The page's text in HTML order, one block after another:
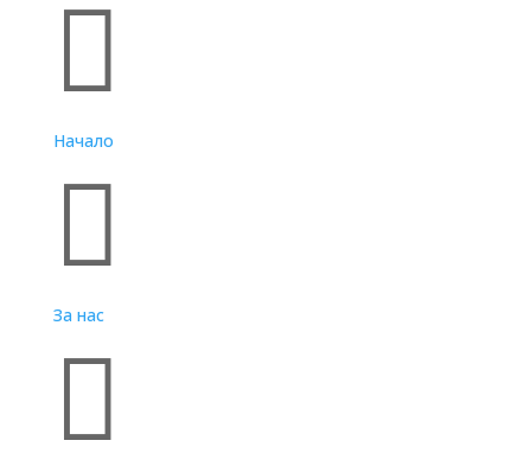

Начало

За нас
